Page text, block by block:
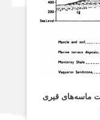
قیری